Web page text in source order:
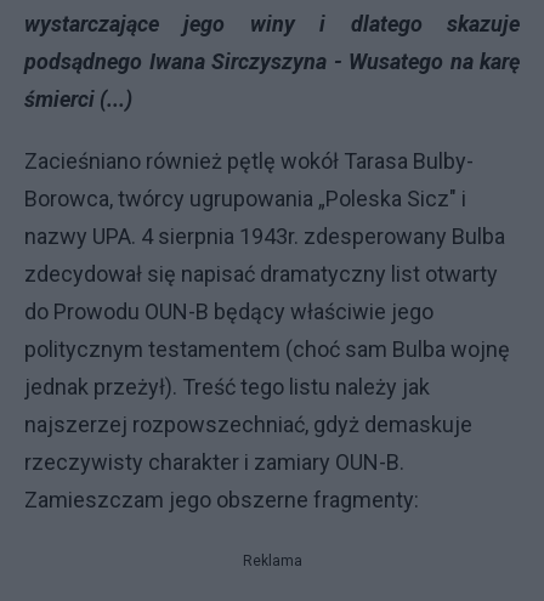
wystarczające jego winy i dlatego skazuje
podsądnego Iwana Sirczyszyna - Wusatego na karę
śmierci (...)
Zacieśniano również pętlę wokół Tarasa Bulby-
Borowca, twórcy ugrupowania „Poleska Sicz" i
nazwy UPA. 4 sierpnia 1943r. zdesperowany Bulba
zdecydował się napisać dramatyczny list otwarty
do Prowodu OUN-B będący właściwie jego
politycznym testamentem (choć sam Bulba wojnę
jednak przeżył). Treść tego listu należy jak
najszerzej rozpowszechniać, gdyż demaskuje
rzeczywisty charakter i zamiary OUN-B.
Zamieszczam jego obszerne fragmenty:
Reklama